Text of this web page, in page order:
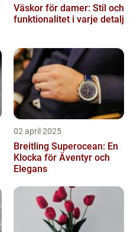
Väskor för damer: Stil och
funktionalitet i varje detalj
02 april 2025
Breitling Superocean: En
Klocka för Äventyr och
Elegans